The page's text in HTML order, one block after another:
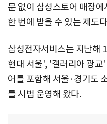
문 없이 삼성스토어 매장
한 번에 받을 수 있는 제도
삼성전자서비스는 지난해
현대 서울', '갤러리아 광교
어를 포함해 서울·경기도
를 시범 운영해 왔다.